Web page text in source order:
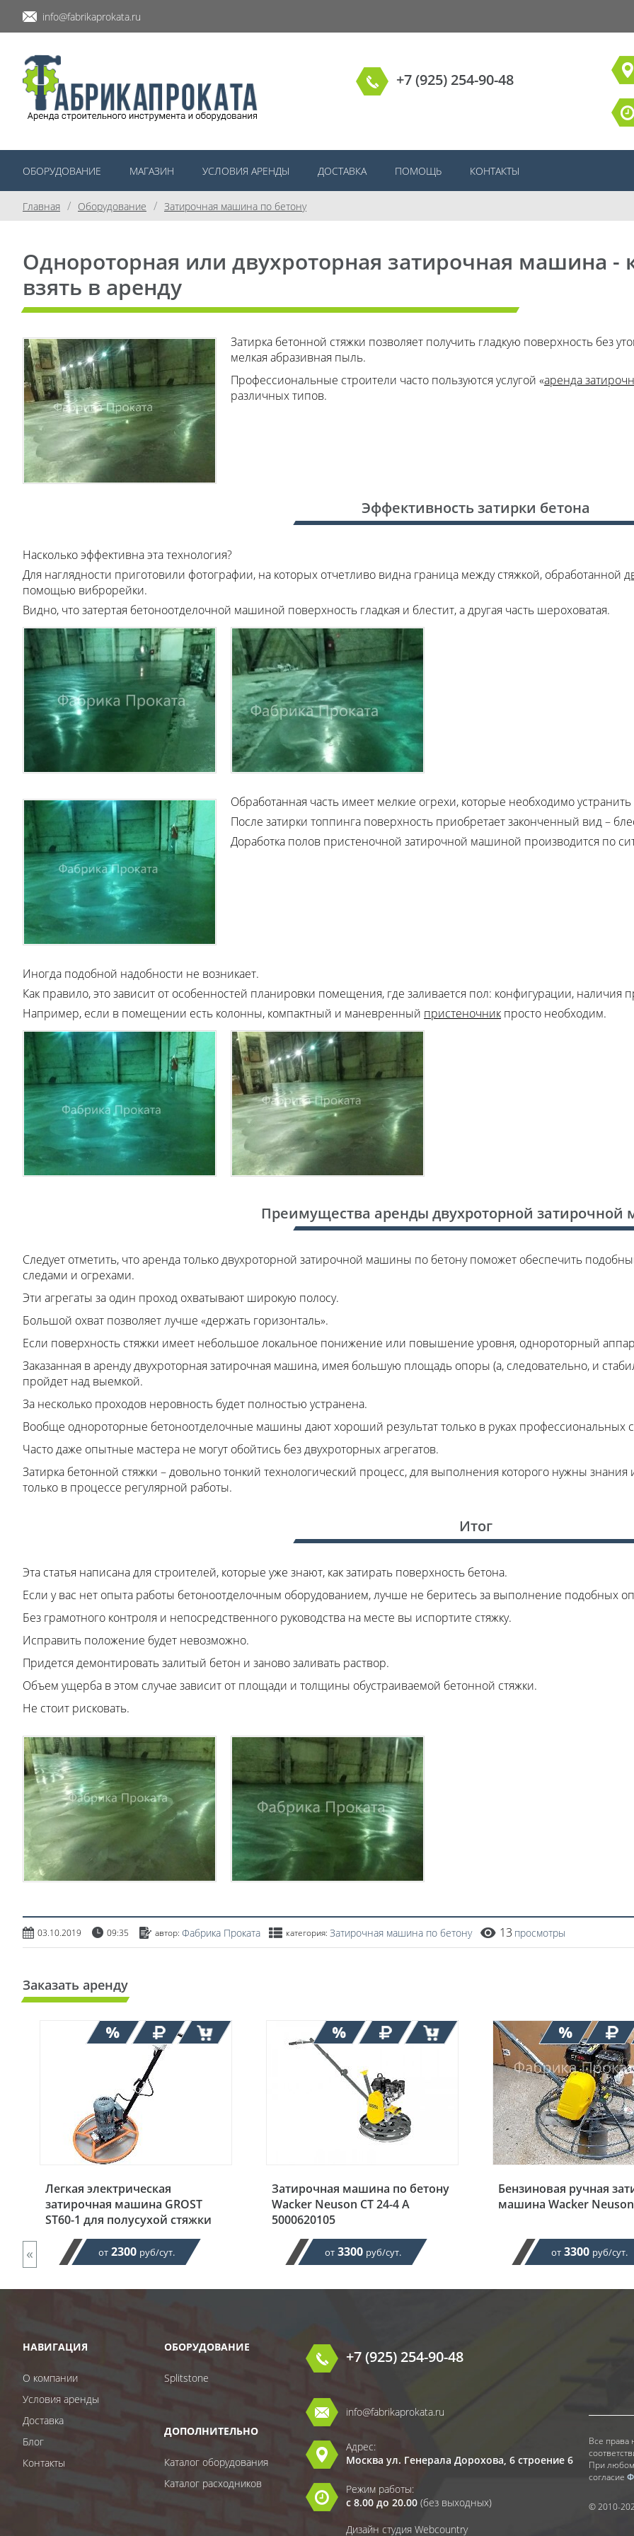
info@fabrikaprokata.ru
+7 (925) 254-90-48
ОБОРУДОВАНИЕ МАГАЗИН УСЛОВИЯ АРЕНДЫ ДОСТАВКА ПОМОЩЬ КОНТАКТЫ
Главная / Оборудование / Затирочная машина по бетону
Однороторная или двухроторная затирочная машина -
взять в аренду
Затирка бетонной стяжки позволяет получить гладкую поверхность без
мелкая абразивная пыль.
Профессиональные строители часто пользуются услугой «аренда
различных типов.
Эффективность затирки бетона
Насколько эффективна эта технология?
Для наглядности приготовили фотографии, на которых отчетливо видна граница между стяжкой, обработанной
помощью виброрейки.
Видно, что затертая бетоноотделочной машиной поверхность гладкая и блестит, а другая часть шероховатая.
Обработанная часть имеет мелкие огрехи, которые необходимо
После затирки топпинга поверхность приобретает законченный вид –
Доработка полов пристеночной затирочной машиной производится по
Иногда подобной надобности не возникает.
Как правило, это зависит от особенностей планировки помещения, где заливается пол: конфигурации, наличия
Например, если в помещении есть колонны, компактный и маневренный пристеночник просто необходим.
Преимущества аренды двухроторной
Следует отметить, что аренда только двухроторной затирочной машины по бетону поможет обеспечить
следами и огрехами.
Эти агрегаты за один проход охватывают широкую полосу.
Большой охват позволяет лучше «держать горизонталь».
Если поверхность стяжки имеет небольшое локальное понижение или повышение уровня, однороторный
Заказанная в аренду двухроторная затирочная машина, имея большую площадь опоры (а, следовательно, и
пройдет над выемкой.
За несколько проходов неровность будет полностью устранена.
Вообще однороторные бетоноотделочные машины дают хороший результат только в руках профессиональных
Часто даже опытные мастера не могут обойтись без двухроторных агрегатов.
Затирка бетонной стяжки – довольно тонкий технологический процесс, для выполнения которого нужны
только в процессе регулярной работы.
Итог
Эта статья написана для строителей, которые уже знают, как затирать поверхность бетона.
Если у вас нет опыта работы бетоноотделочным оборудованием, лучше не беритесь за выполнение подобных
Без грамотного контроля и непосредственного руководства на месте вы испортите стяжку.
Исправить положение будет невозможно.
Придется демонтировать залитый бетон и заново заливать раствор.
Объем ущерба в этом случае зависит от площади и толщины обустраиваемой бетонной стяжки.
Не стоит рисковать.
03.10.2019 09:35 автор: Фабрика Проката категория: Затирочная машина по бетону 13 просмотры
Заказать аренду
Легкая электрическая
затирочная машина GROST
ST60-1 для полусухой стяжки
от 2300 руб/сут.
Затирочная машина по бетону
Wacker Neuson CT 24-4 A
5000620105
от 3300 руб/сут.
Бензиновая ручная
машина Wacker Neuson
от 3300 руб/сут.
«
НАВИГАЦИЯ
О компании
Условия аренды
Доставка
Блог
Контакты
ОБОРУДОВАНИЕ
Splitstone
ДОПОЛНИТЕЛЬНО
Каталог оборудования
Каталог расходников
+7 (925) 254-90-48
info@fabrikaprokata.ru
Адрес:
Москва ул. Генерала Дорохова, 6 строение 6
Режим работы:
с 8.00 до 20.00 (без выходных)
Дизайн студия Webcountry
Все права
При любом
согласие
© 2010-